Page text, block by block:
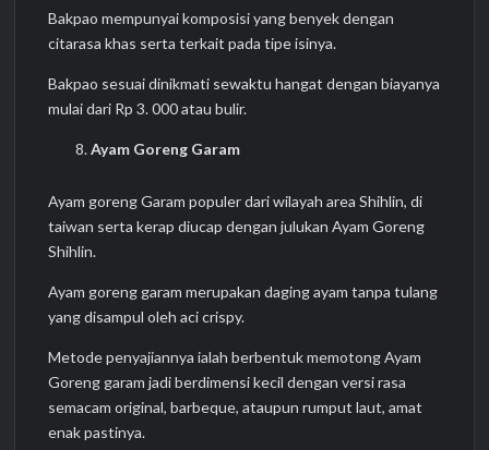
Bakpao mempunyai komposisi yang benyek dengan
citarasa khas serta terkait pada tipe isinya.
Bakpao sesuai dinikmati sewaktu hangat dengan biayanya
mulai dari Rp 3. 000 atau bulir.
Ayam Goreng Garam
Ayam goreng Garam populer dari wilayah area Shihlin, di
taiwan serta kerap diucap dengan julukan Ayam Goreng
Shihlin.
Ayam goreng garam merupakan daging ayam tanpa tulang
yang disampul oleh aci crispy.
Metode penyajiannya ialah berbentuk memotong Ayam
Goreng garam jadi berdimensi kecil dengan versi rasa
semacam original, barbeque, ataupun rumput laut, amat
enak pastinya.